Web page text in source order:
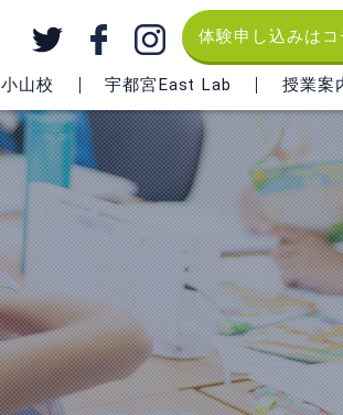
小山校 宇都宮East Lab 授業案
体験申し込みはコ